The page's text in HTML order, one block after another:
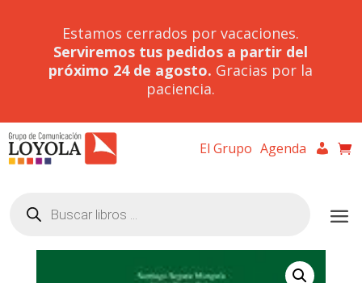
Estamos cerrados por vacaciones.
Serviremos tus pedidos a partir del
próximo 24 de agosto. Gracias por la
paciencia.
El Grupo Agenda
productos